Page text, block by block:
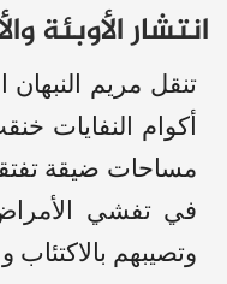
انتشار الأوبئة
تنقل مريم
أكوام النفايات
مساحات ضيقة
في تفشي الأمراض
وتصيبهم بالاكتئاب